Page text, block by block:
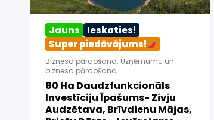
Jauns Ieskaties!
Super piedāvājums!
Biznesa pārdošana, Uzņēmumu un
biznesa pārdošana
Pārdod Premium Āra Saunu
Ražošanas Uzņēmumu
450,000€